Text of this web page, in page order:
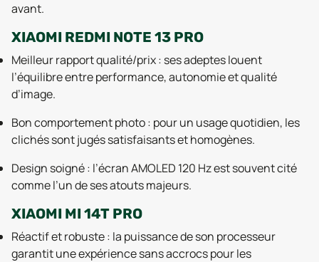
avant.
XIAOMI REDMI NOTE 13 PRO
Meilleur rapport qualité/prix : ses adeptes louent
l’équilibre entre performance, autonomie et qualité
d’image.
Bon comportement photo : pour un usage quotidien, les
clichés sont jugés satisfaisants et homogènes.
Design soigné : l’écran AMOLED 120 Hz est souvent cité
comme l’un de ses atouts majeurs.
XIAOMI MI 14T PRO
Réactif et robuste : la puissance de son processeur
garantit une expérience sans accrocs pour les